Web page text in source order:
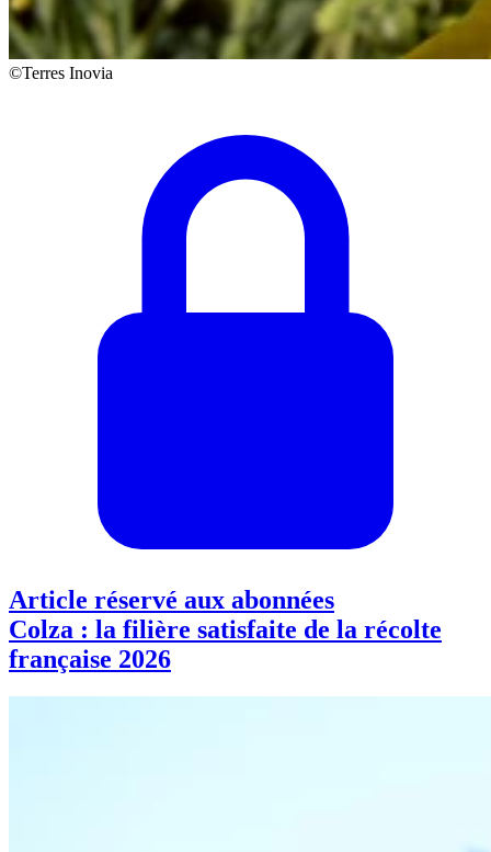
©Terres Inovia
Article réservé aux abonnées
Colza : la filière satisfaite de la récolte
française 2026